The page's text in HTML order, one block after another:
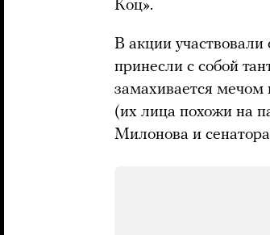
Коц».
В акции участвовали
принесли с собой
замахивается мечом
(их лица похожи на
Милонова и